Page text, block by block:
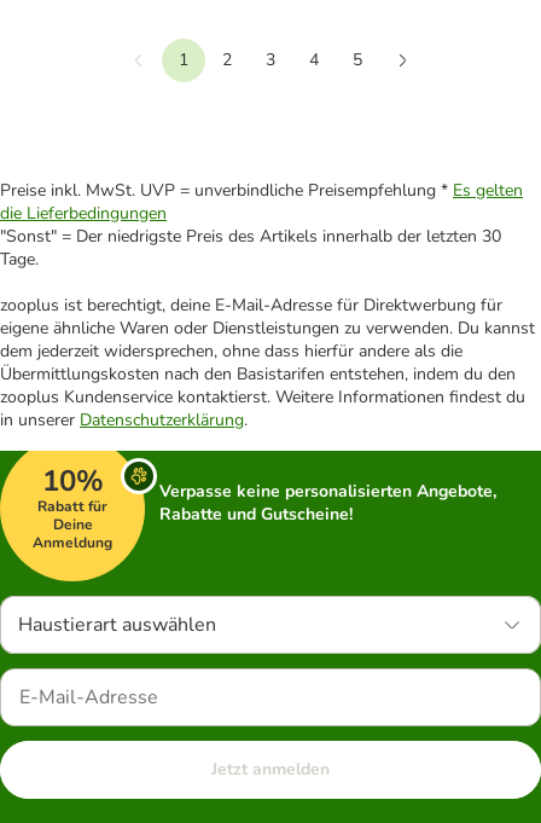
Vorherige
1 2 3 4
5
Preise inkl. MwSt. UVP = unverbindliche Preisempfehlung * Es gelten
die Lieferbedingungen
"Sonst" = Der niedrigste Preis des Artikels innerhalb der letzten 30
Tage.
zooplus ist berechtigt, deine E-Mail-Adresse für Direktwerbung für
eigene ähnliche Waren oder Dienstleistungen zu verwenden. Du kannst
dem jederzeit widersprechen, ohne dass hierfür andere als die
Übermittlungskosten nach den Basistarifen entstehen, indem du den
zooplus Kundenservice kontaktierst. Weitere Informationen findest du
in unserer Datenschutzerklärung.
10%
Rabatt für
Deine
Anmeldung
Verpasse keine personalisierten Angebote,
Rabatte und Gutscheine!
Haustierart auswählen
Jetzt anmelden